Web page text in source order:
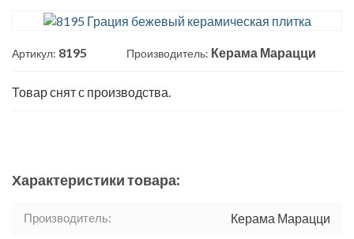
Артикул: 8195 Производитель: Керама Марацци
Товар снят с производства.
Характеристики товара:
Производитель: Керама Марацци